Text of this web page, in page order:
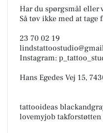
Har du spørgsmål eller
Så tøv ikke med at tage
23 70 02 19
Instagram:
Hans Egedes Vej 15,
tattooideas
lovemyjob